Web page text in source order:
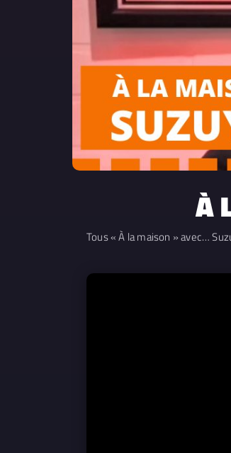
À
Tous « À la maison » avec…